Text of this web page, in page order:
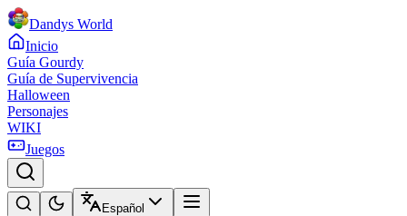
Dandys World
Inicio
Guía Gourdy
Guía de Supervivencia
Halloween
Personajes
WIKI
Juegos
Español